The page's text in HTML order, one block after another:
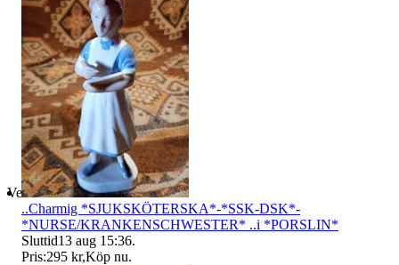
Verifierad
..Charmig *SJUKSKÖTERSKA*-*SSK-DSK*-
*NURSE/KRANKENSCHWESTER* ..i *PORSLIN*
Sluttid13 aug 15:36.
Pris:295 kr,Köp nu.